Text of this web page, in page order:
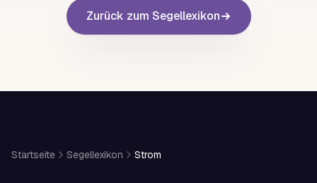
Zurück zum Segellexikon
Startseite Segellexikon Strom